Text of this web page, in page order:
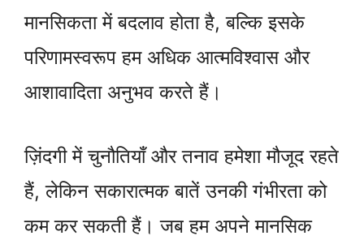
मानसिकता में बदलाव होता है, बल्कि इसके
परिणामस्वरूप हम अधिक आत्मविश्वास और
आशावादिता अनुभव करते हैं।
ज़िंदगी में चुनौतियाँ और तनाव हमेशा मौजूद रहते
हैं, लेकिन सकारात्मक बातें उनकी गंभीरता को
कम कर सकती हैं। जब हम अपने मानसिक